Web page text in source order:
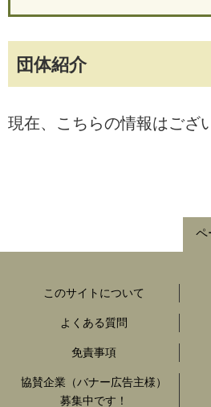
団体紹介
現在、こちらの情報はござ
ペ
このサイトについて
よくある質問
免責事項
協賛企業（バナー広告主様）
募集中です！